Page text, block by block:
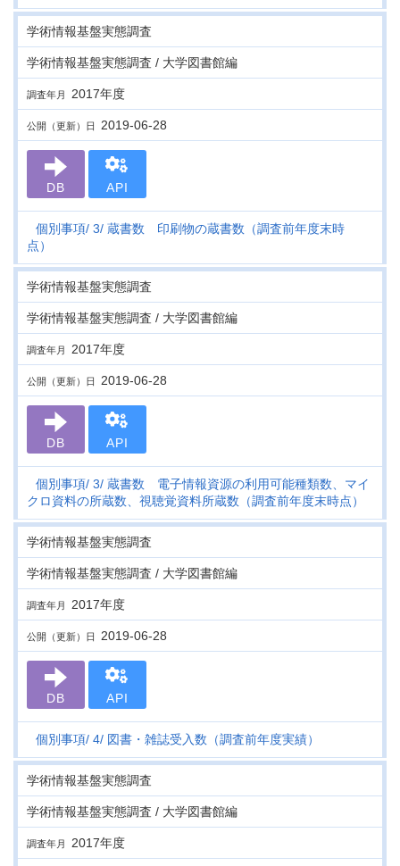
学術情報基盤実態調査
学術情報基盤実態調査 / 大学図書館編
調査年月 2017年度
公開（更新）日 2019-06-28
DB API
個別事項 3 蔵書数 印刷物の蔵書数（調査前年度末時
点）
学術情報基盤実態調査
学術情報基盤実態調査 / 大学図書館編
調査年月 2017年度
公開（更新）日 2019-06-28
DB API
個別事項 3 蔵書数 電子情報資源の利用可能種類数、マイ
クロ資料の所蔵数、視聴覚資料所蔵数（調査前年度末時点）
学術情報基盤実態調査
学術情報基盤実態調査 / 大学図書館編
調査年月 2017年度
公開（更新）日 2019-06-28
DB API
個別事項 4 図書・雑誌受入数（調査前年度実績）
学術情報基盤実態調査
学術情報基盤実態調査 / 大学図書館編
調査年月 2017年度